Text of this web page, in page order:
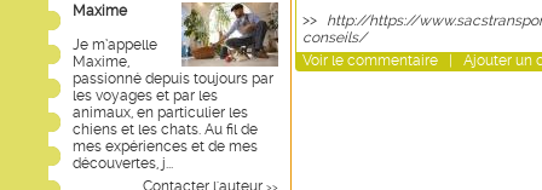
Maxime
Je m’appelle
Maxime,
passionné depuis toujours par
les voyages et par les
animaux, en particulier les
chiens et les chats. Au fil de
mes expériences et de mes
découvertes, j...
Contacter l'auteur >>
>> http://https://
conseils/
Voir le commentaire Ajouter un